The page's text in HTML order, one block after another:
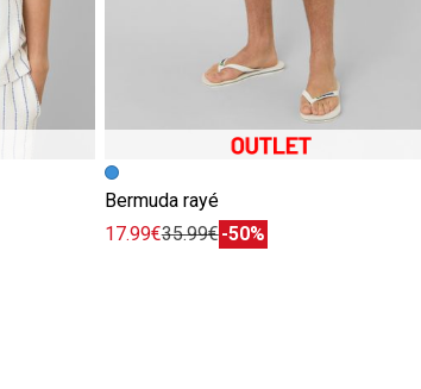
Bermuda rayé
17.99€35.99€-50%